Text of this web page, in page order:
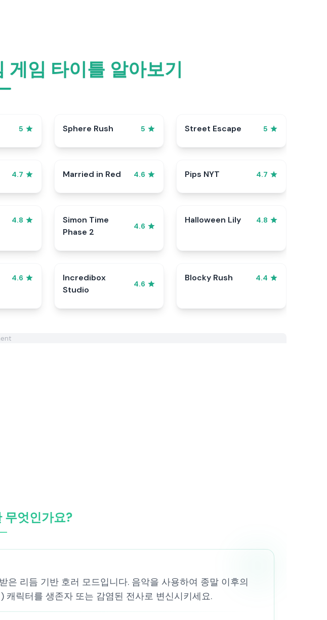
게임 타이틀 알아보기
5 Sphere Rush 5 Street Escape 5
4.7 Married in Red 4.6 Pips NYT 4.7
4.8
Simon Time
Phase 2
4.6
Halloween Lily 4.8
4.6
Incredibox
Studio
4.6
Blocky Rush 4.4
무엇인가요?
리듬 기반 호러 모드입니다. 음악을 사용하여 종말 이후의
릭터를 생존자 또는 감염된 전사로 변신시키세요.